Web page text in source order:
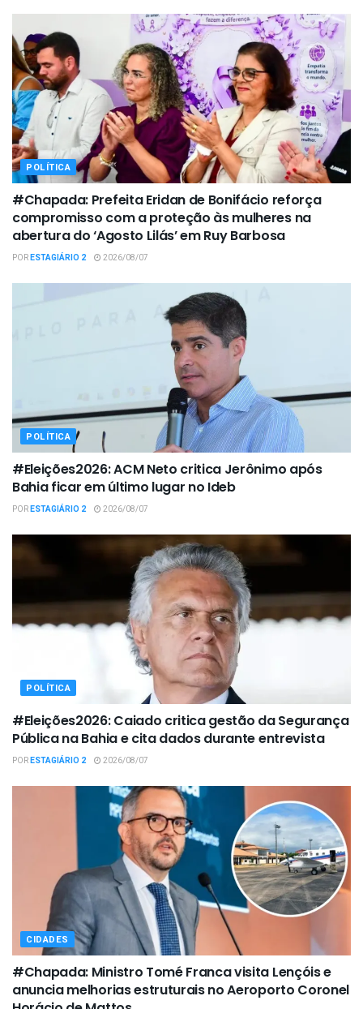
POLÍTICA
#Chapada: Prefeita Eridan de Bonifácio reforça
compromisso com a proteção às mulheres na
abertura do ‘Agosto Lilás’ em Ruy Barbosa
PORESTAGIÁRIO 2 2026/08/07
POLÍTICA
#Eleições2026: ACM Neto critica Jerônimo após
Bahia ficar em último lugar no Ideb
PORESTAGIÁRIO 2 2026/08/07
POLÍTICA
#Eleições2026: Caiado critica gestão da Segurança
Pública na Bahia e cita dados durante entrevista
PORESTAGIÁRIO 2 2026/08/07
CIDADES
#Chapada: Ministro Tomé Franca visita Lençóis e
anuncia melhorias estruturais no Aeroporto Coronel